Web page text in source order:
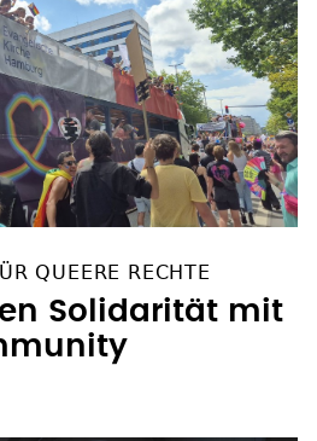
QUEERE RECHTE
Solidarität mit